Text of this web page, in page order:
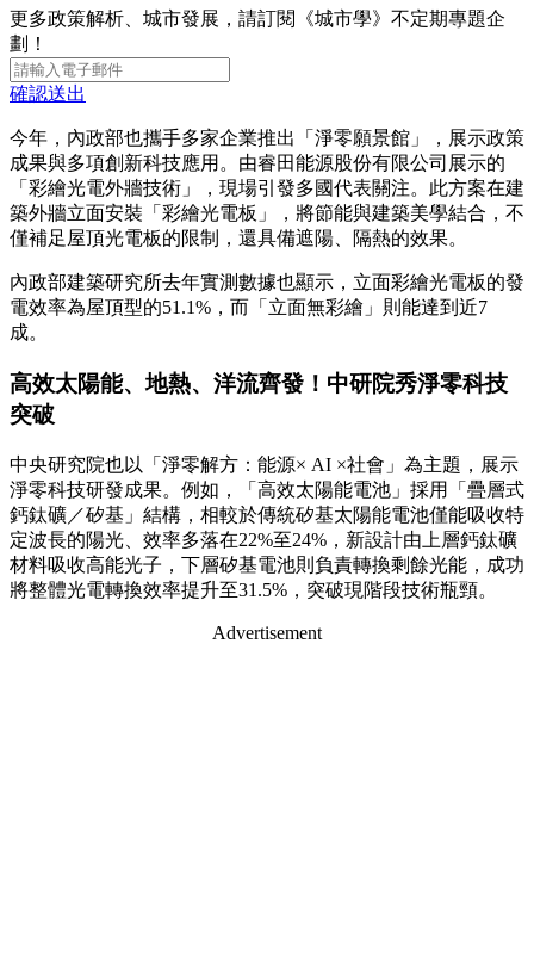
更多政策解析、城市發展，請訂閱《城市學》不定期專題企
劃！
確認送出
今年，內政部也攜手多家企業推出「淨零願景館」，展示政策
成果與多項創新科技應用。由睿田能源股份有限公司展示的
「彩繪光電外牆技術」，現場引發多國代表關注。此方案在建
築外牆立面安裝「彩繪光電板」，將節能與建築美學結合，不
僅補足屋頂光電板的限制，還具備遮陽、隔熱的效果。
內政部建築研究所去年實測數據也顯示，立面彩繪光電板的發
電效率為屋頂型的51.1%，而「立面無彩繪」則能達到近7
成。
高效太陽能、地熱、洋流齊發！中研院秀淨零科技
突破
中央研究院也以「淨零解方：能源× AI ×社會」為主題，展示
淨零科技研發成果。例如，「高效太陽能電池」採用「疊層式
鈣鈦礦／矽基」結構，相較於傳統矽基太陽能電池僅能吸收特
定波長的陽光、效率多落在22%至24%，新設計由上層鈣鈦礦
材料吸收高能光子，下層矽基電池則負責轉換剩餘光能，成功
將整體光電轉換效率提升至31.5%，突破現階段技術瓶頸。
Advertisement